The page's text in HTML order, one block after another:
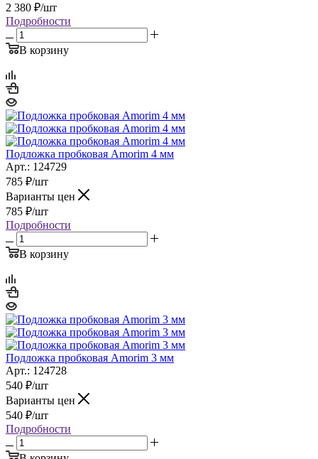
2 380 ₽/шт
Подробности
В корзину
Подложка пробковая Amorim 4 мм
Арт.: 124729
785 ₽/шт
Варианты цен
785 ₽/шт
Подробности
В корзину
Подложка пробковая Amorim 3 мм
Арт.: 124728
540 ₽/шт
Варианты цен
540 ₽/шт
Подробности